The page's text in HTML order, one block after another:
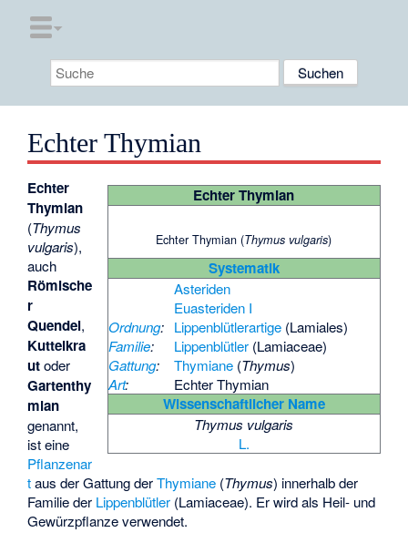
Echter Thymian
Echter Thymian
Echter Thymian (Thymus vulgaris)
Systematik
Asteriden
Euasteriden I
Ordnung: Lippenblütlerartige(Lamiales)
Familie: Lippenblütler(Lamiaceae)
Gattung: Thymiane(Thymus)
Art: Echter Thymian
Wissenschaftlicher Name
Thymus vulgaris
L.
Echter
Thymian
(Thymus
vulgaris),
auch
Römische
r
Quendel,
Kuttelkra
utoder
Gartenthy
mian
genannt,
ist eine
Pflanzenar
taus der Gattung derThymiane (Thymus) innerhalb der
Familie der Lippenblütler (Lamiaceae). Er wird als Heil- und
Gewürzpflanze verwendet.